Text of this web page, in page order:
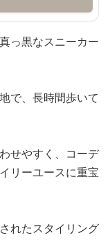
っ黒なスニーカー
で、長時間歩いて
せやすく、コーデ
リーユースに重宝
れたスタイリング